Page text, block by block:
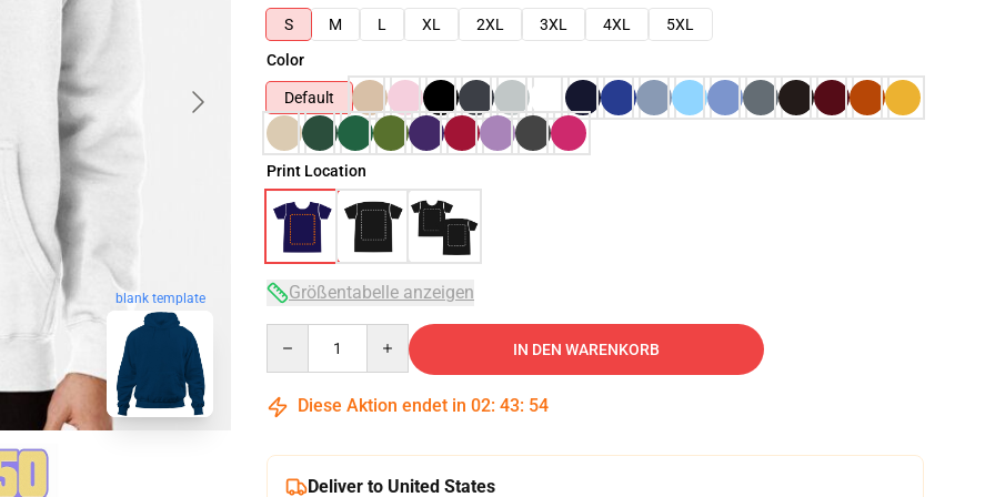
blank template
S M L XL 2XL 3XL 4XL
5XL
Color
Default
Print Location
Größentabelle anzeigen
IN DEN WARENKORB
Diese Aktion endet in 02: 43: 53
Deliver to United States